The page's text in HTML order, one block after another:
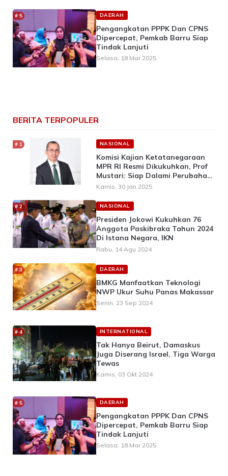
DAERAH
Pengangkatan PPPK Dan CPNS
Dipercepat, Pemkab Barru Siap
Tindak Lanjuti
Selasa, 18 Mar 2025
BERITA TERPOPULER
NASIONAL
Komisi Kajian Ketatanegaraan
MPR RI Resmi Dikukuhkan, Prof
Mustari: Siap Dalami Perubahan
UUD 1945
Kamis, 30 Jan 2025
NASIONAL
Presiden Jokowi Kukuhkan 76
Anggota Paskibraka Tahun 2024
Di Istana Negara, IKN
Rabu, 14 Agu 2024
DAERAH
BMKG Manfaatkan Teknologi
NWP Ukur Suhu Panas Makassar
Senin, 23 Sep 2024
INTERNATIONAL
Tak Hanya Beirut, Damaskus
Juga Diserang Israel, Tiga Warga
Tewas
Kamis, 03 Okt 2024
DAERAH
Pengangkatan PPPK Dan CPNS
Dipercepat, Pemkab Barru Siap
Tindak Lanjuti
Selasa, 18 Mar 2025